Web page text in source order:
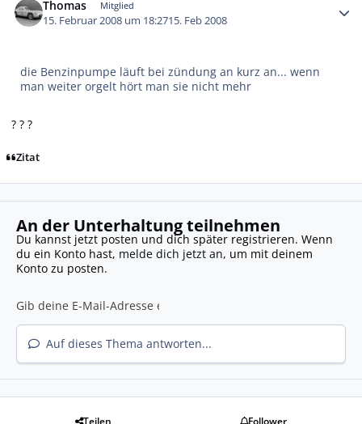
Thomas Mitglied
15. Februar 2008 um 18:2715. Feb 2008
die Benzinpumpe läuft bei zündung an kurz an... wenn
man weiter orgelt hört man sie nicht mehr
? ? ?
Zitat
An der Unterhaltung teilnehmen
Du kannst jetzt posten und dich später registrieren. Wenn
du ein Konto hast, melde dich jetzt an, um mit deinem
Konto zu posten.
Auf dieses Thema antworten...
Teilen Follower